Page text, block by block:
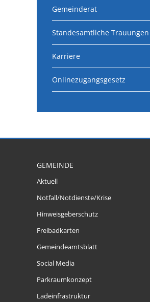
Gemeinderat
Standesamtliche Trauungen
Karriere
Onlinezugangsgesetz
GEMEINDE
Aktuell
Notfall/Notdienste/Krise
Hinweisgeberschutz
Freibadkarten
Gemeindeamtsblatt
Social Media
Parkraumkonzept
Ladeinfrastruktur